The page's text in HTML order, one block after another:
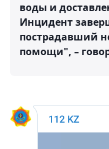
воды и
Инцидент
пострадавший
помощи", –